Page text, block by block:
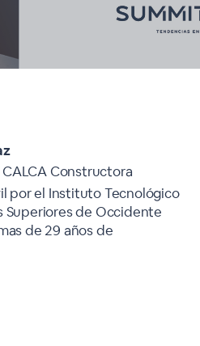
Constructora
por el Instituto Tecnológico
Superiores de Occidente
de 29 años de